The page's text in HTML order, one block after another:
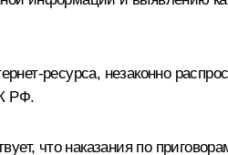
ресурса, незаконно
РФ.
что наказания по